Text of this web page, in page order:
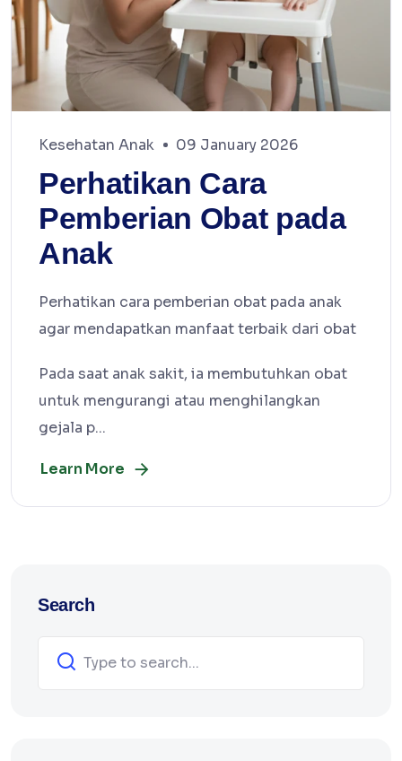
Kesehatan Anak 09 January 2026
Perhatikan Cara
Pemberian Obat pada
Anak
Perhatikan cara pemberian obat pada anak
agar mendapatkan manfaat terbaik dari obat
Pada saat anak sakit, ia membutuhkan obat
untuk mengurangi atau menghilangkan
gejala p...
Learn More
Search